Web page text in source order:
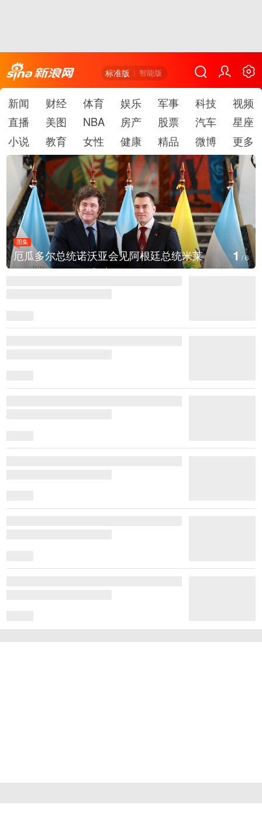
标准版 智能版
新闻 财经 体育 娱乐 军事 科技
视频
直播
美图 NBA 房产 股票 汽车
星座
小说
教育 女性 健康 精品 微博 更多
图集
厄瓜多尔总统诺沃亚会见阿根廷总统米莱 1/6